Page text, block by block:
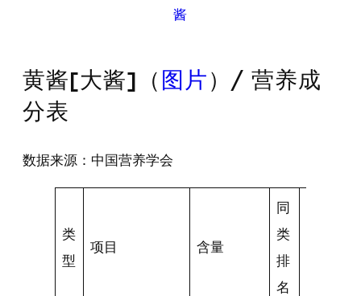
酱
黄酱[大酱]（ 图片 ）/ 营养成
分表
数据来源：中国营养学会
类
型
项目 含量
同
类
排
名